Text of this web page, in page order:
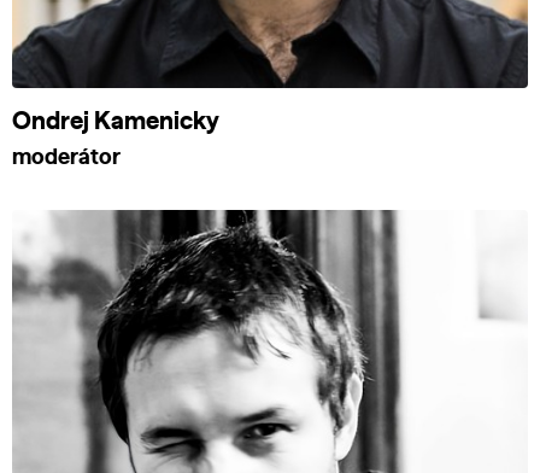
Ondrej Kamenicky
moderátor